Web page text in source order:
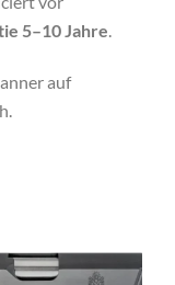
5–10 Jahre.
auf